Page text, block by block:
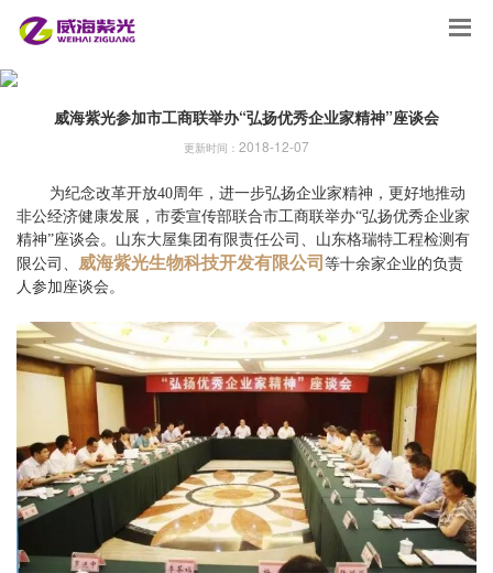
威海紫光参加市工商联举办“弘扬优秀企业家精神”座谈会
更新时间： 2018-12-07
为纪念改革开放40周年，进一步弘扬企业家精神，更好地推动
非公经济健康发展，市委宣传部联合市工商联举办“弘扬优秀企业家
精神”座谈会。山东大屋集团有限责任公司、山东格瑞特工程检测有
限公司、 威海紫光生物科技开发有限公司 等十余家企业的负责
人参加座谈会。